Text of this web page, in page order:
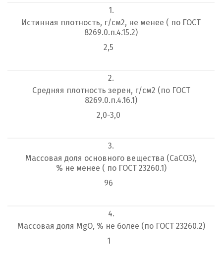
1.
Истинная плотность, г/см2, не менее ( по ГОСТ
8269.0.п.4.15.2)
2,5
2.
Средняя плотность зерен, г/см2 (по ГОСТ
8269.0.п.4.16.1)
2,0-3,0
3.
Массовая доля основного вещества (CaCО3),
% не менее ( по ГОСТ 23260.1)
96
4.
Массовая доля MgO, % не более (по ГОСТ 23260.2)
1